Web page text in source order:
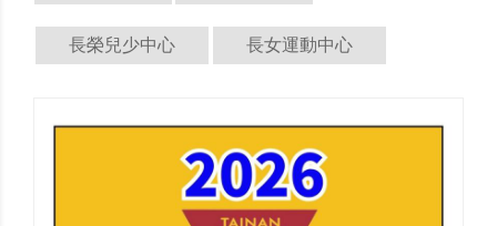
長榮兒少中心 長女運動中心